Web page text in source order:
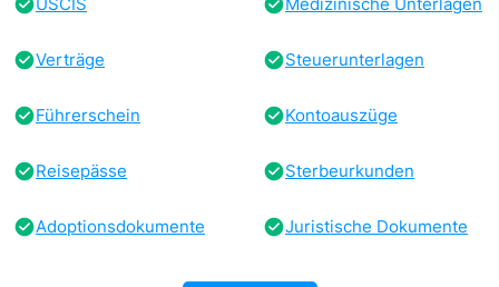
Verträge Steuerunterlagen
Führerschein Kontoauszüge
Reisepässe Sterbeurkunden
Adoptionsdokumente Juristische Dokumente